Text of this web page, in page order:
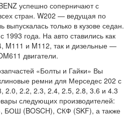
успешно соперничают с
стран. W202 — ведущая по
только в кузове седан.
года. На авто ставились как
M111 и M112, так и дизельные —
двигатели.
«Болты и Гайки» Вы
ремни для Мерседес 202 с
2.0, 2.2, 2.3, 2.4, 2.5, 2.8, 3.6 и 4.3
следующих производителей:
БОШ (BOSCH), СКФ (SKF), а также